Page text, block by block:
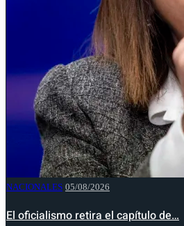
NACIONALES 05/08/2026
El oficialismo retira el capítulo de…